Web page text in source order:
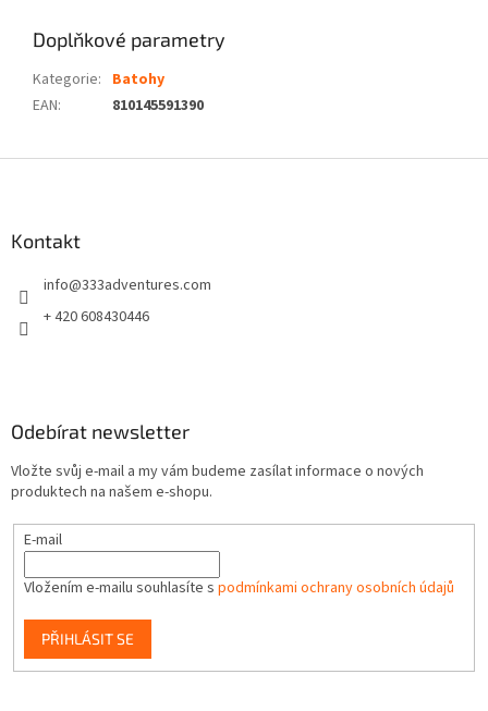
Doplňkové parametry
Kategorie: Batohy
EAN: 810145591390
Kontakt
info@333adventures.com
+ 420 608430446
Odebírat newsletter
Vložte svůj e-mail a my vám budeme zasílat informace o nových
produktech na našem e-shopu.
E-mail
Vložením e-mailu souhlasíte s podmínkami ochrany osobních údajů
PŘIHLÁSIT SE